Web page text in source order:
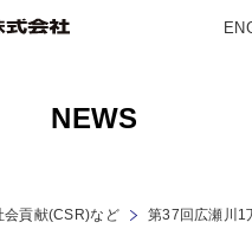
NEWS
会貢献(CSR)など
第37回広瀬川1